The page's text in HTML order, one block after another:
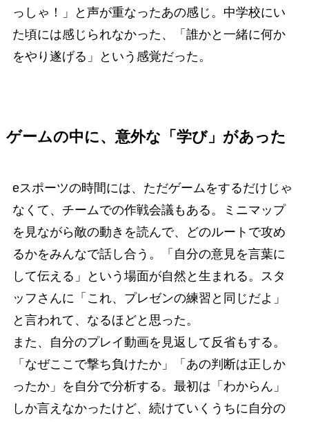
っしゃ！」と声が重なったあの感じ。中学校にい
た頃には感じられなかった、「誰かと一緒に何か
をやり遂げる」という感覚だった。
ゲームの中に、意外な「学び」があった
eスポーツの時間には、ただゲームをするだけじゃ
なくて、チームでの作戦会議もある。ミニマップ
を見ながら敵の動きを読んで、どのルートで攻め
るかをみんなで話し合う。「自分の意見を言葉に
して伝える」という場面が自然と生まれる。スタ
ッフさんに「これ、プレゼンの練習と同じだよ」
と言われて、なるほどと思った。
また、自分のプレイ動画を見返して反省もする。
「なぜここで撃ち負けたか」「あの判断は正しか
ったか」を自分で分析する。最初は「わからん」
しか言えなかったけど、続けていくうちに自分の